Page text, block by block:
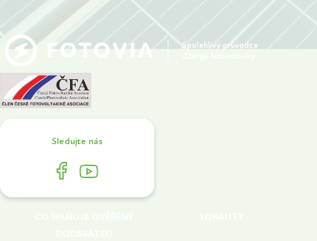
Spolehlivý průvodce
Sledujte nás